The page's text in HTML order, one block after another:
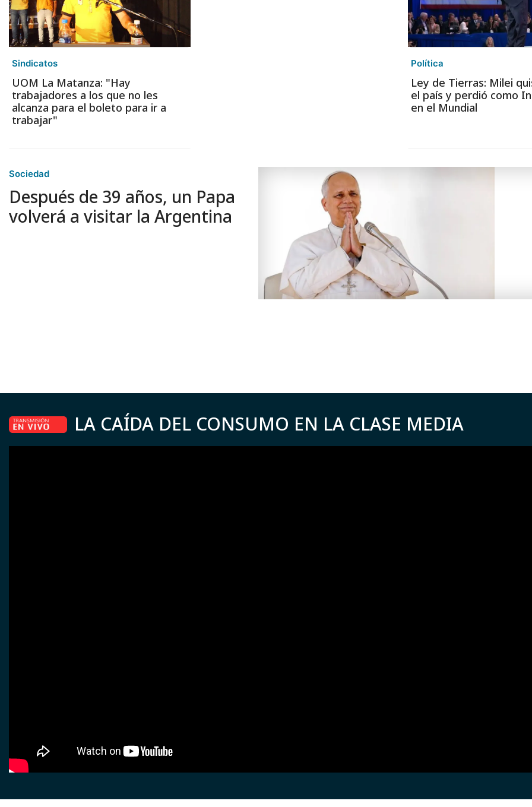
Sindicatos
UOM La Matanza: "Hay
trabajadores a los que no les
alcanza para el boleto para ir a
trabajar"
Política
Ley de Tierras: Milei
el país y perdió como
en el Mundial
Sociedad
Después de 39 años, un Papa
volverá a visitar la Argentina
LA CAÍDA DEL CONSUMO EN LA CLASE MEDIA